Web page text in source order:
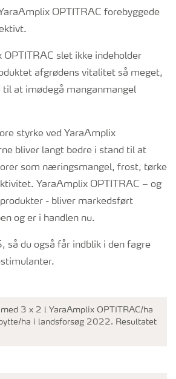
OPTITRAC forebyggede
OPTITRAC slet ikke indeholder
afgrødens vitalitet så meget,
til at imødegå manganmangel
styrke ved YaraAmplix
bliver langt bedre i stand til at
som næringsmangel, frost, tørke
YaraAmplix OPTITRAC – og
- bliver markedsført
og er i handlen nu.
så du også får indblik i den fagre
3 x 2 l YaraAmplix OPTITRAC/ha
ha i landsforsøg 2022. Resultatet